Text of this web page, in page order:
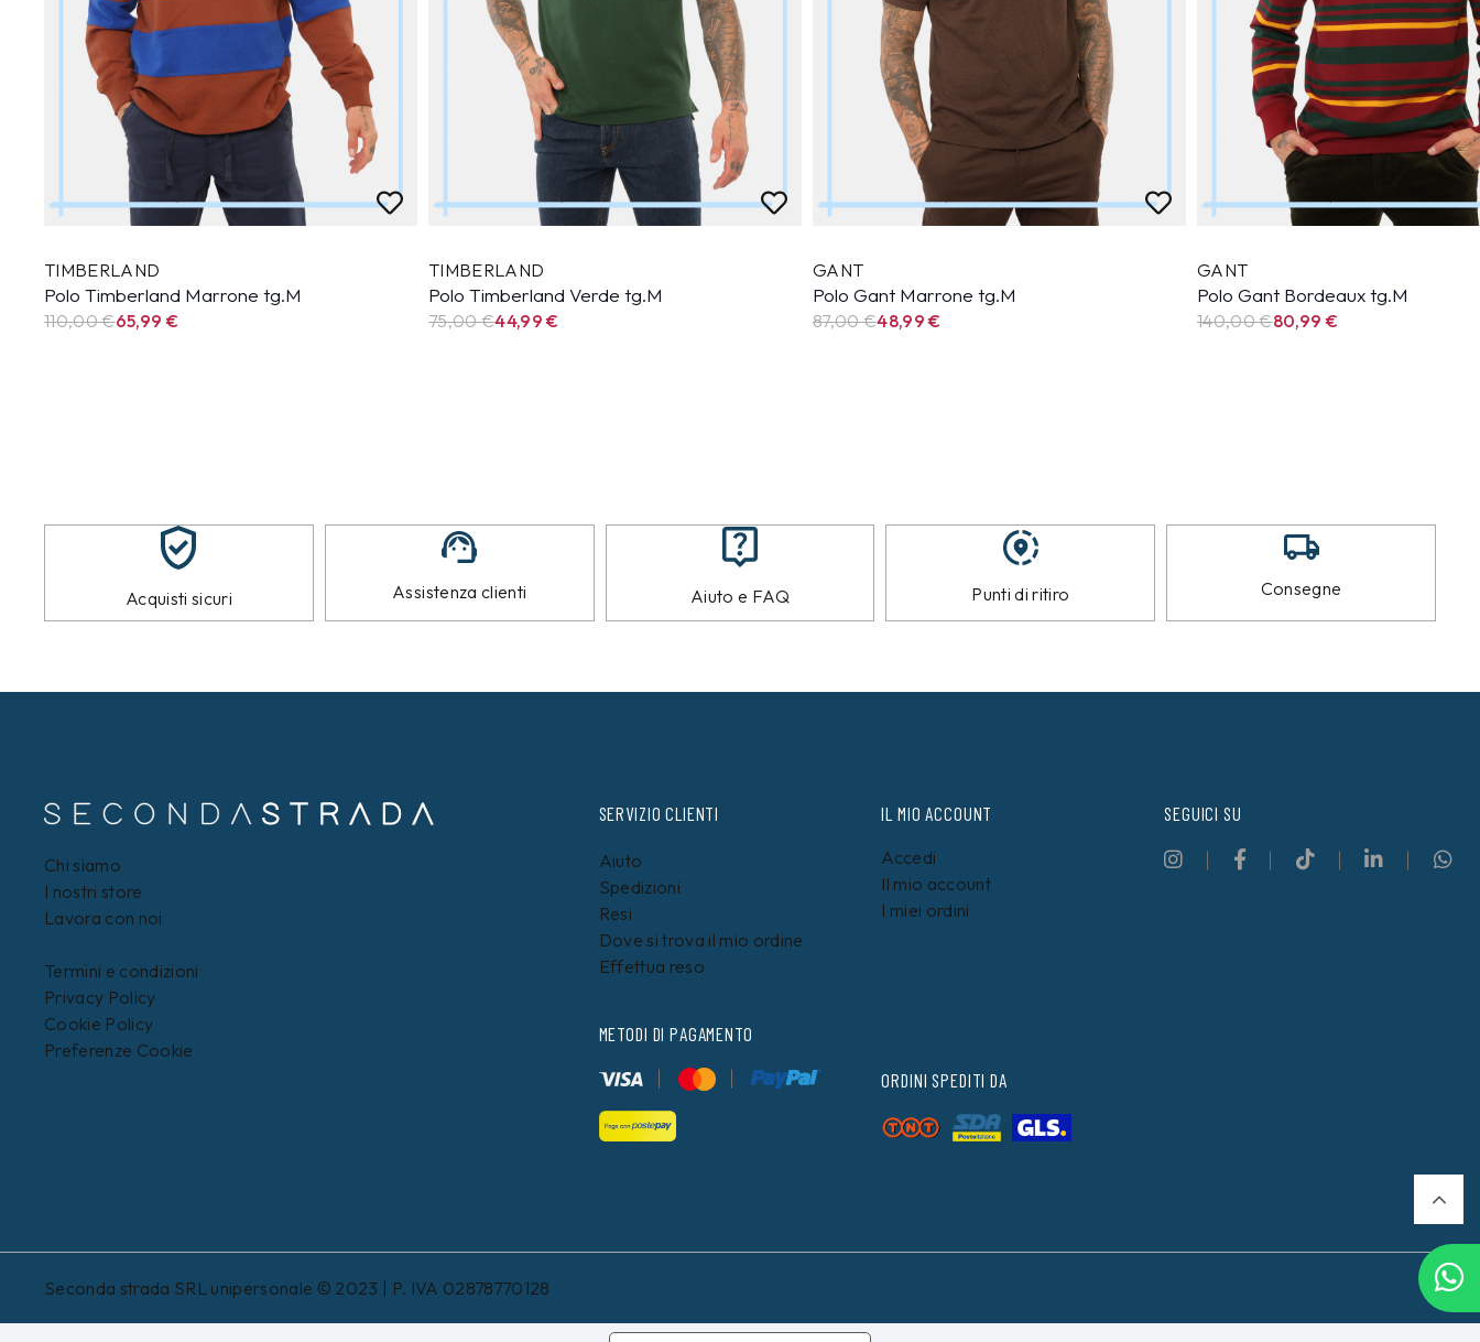
TIMBERLAND
Polo Timberland Marrone tg.M
110,00 €65,99 €
TIMBERLAND
Polo Timberland Verde tg.M
75,00 €44,99€
GANT
Polo Gant Marrone tg.M
87,00 €48,99€
GANT
Polo Gant Bordeaux tg.M
140,00 €80,99 €
Acquisti sicuri Assistenza clienti Aiuto e FAQ Punti di ritiro Consegne
Chi siamo
I nostri store
Lavora con noi
Termini e condizioni
Privacy Policy
Cookie Policy
Preferenze Cookie
SERVIZIO CLIENTI
Aiuto
Spedizioni
Resi
Dove si trova il mio ordine
Effettua reso
METODI DI PAGAMENTO
IL MIO ACCOUNT
Accedi
Il mio account
I miei ordini
ORDINI SPEDITI DA
SEGUICI SU
Seconda strada SRL unipersonale © 2023 | P. IVA 02878770128